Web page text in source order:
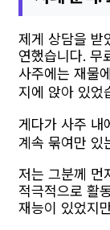
제게 상담을 받
연했습니다. 무
사주에는 재물
지에 앉아 있었
게다가 사주 내
계속 묶여만 있
저는 그분께 먼
적극적으로 활
재능이 있었지